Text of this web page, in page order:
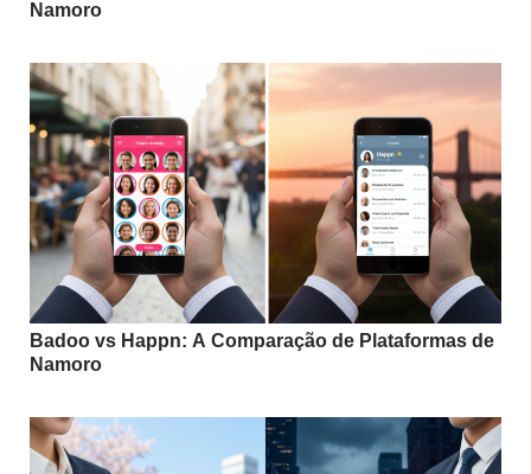
Namoro
Badoo vs Happn: A Comparação de Plataformas de
Namoro